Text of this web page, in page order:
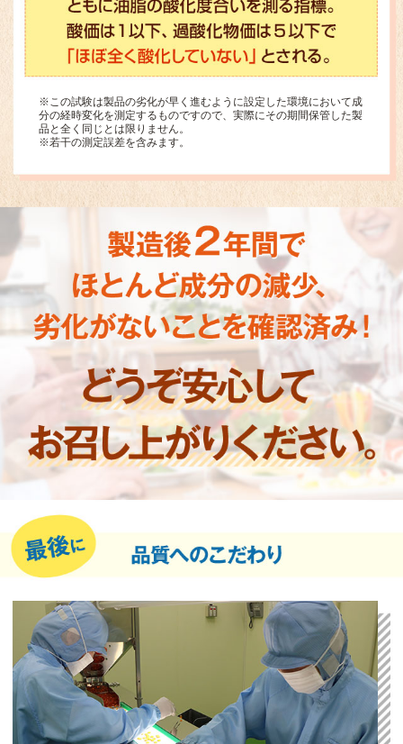
※この試験は製品の劣化が早く進むように設定した環境において成
分の経時変化を測定するものですので、実際にその期間保管した製
品と全く同じとは限りません。
※若干の測定誤差を含みます。